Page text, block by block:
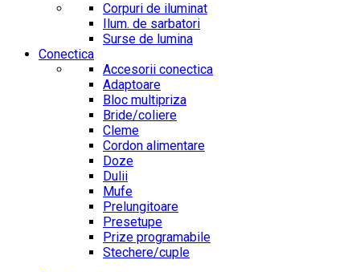
Corpuri de iluminat
Ilum. de sarbatori
Surse de lumina
Conectica
Accesorii conectica
Adaptoare
Bloc multipriza
Bride/coliere
Cleme
Cordon alimentare
Doze
Dulii
Mufe
Prelungitoare
Presetupe
Prize programabile
Stechere/cuple